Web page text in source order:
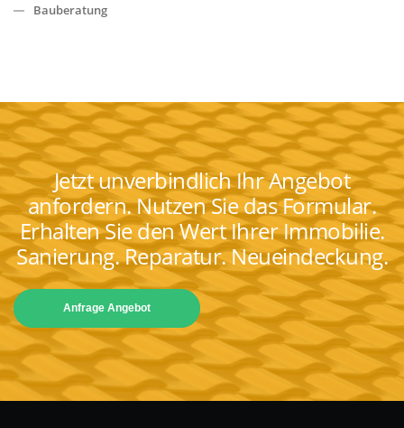
Bauberatung
Jetzt unverbindlich Ihr Angebot
anfordern. Nutzen Sie das Formular.
Erhalten Sie den Wert Ihrer Immobilie.
Sanierung. Reparatur. Neueindeckung.
Anfrage Angebot